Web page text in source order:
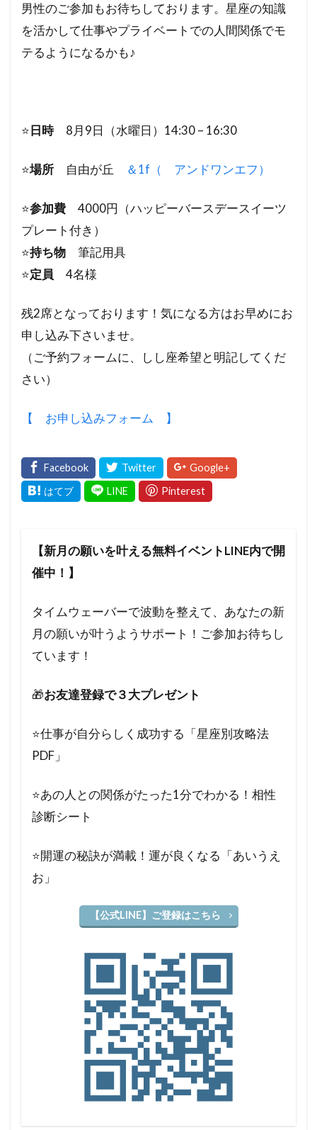
男性のご参加もお待ちしております。星座の知識
を活かして仕事やプライベートでの人間関係でモ
テるようになるかも♪
⭐️日時8月9日（水曜日）14:30 – 16:30
⭐️場所 自由が丘 ＆1f（ アンドワンエフ）
⭐️参加費 4000円（ハッピーバースデースイーツ
プレート付き）
⭐️持ち物 筆記用具
⭐️定員 4名様
残2席となっております！気になる方はお早めにお
申し込み下さいませ。
（ご予約フォームに、しし座希望と明記してくだ
さい）
【 お申し込みフォーム 】
【新月の願いを叶える無料イベントLINE内で開
催中！】
タイムウェーバーで波動を整えて、あなたの新
月の願いが叶うようサポート！ご参加お待ちし
ています！
🎁お友達登録で３大プレゼント
⭐️仕事が自分らしく成功する「星座別攻略法
PDF」
⭐️あの人との関係がたった1分でわかる！相性
診断シート
⭐️開運の秘訣が満載！運が良くなる「あいうえ
お」
【公式LINE】ご登録はこちら